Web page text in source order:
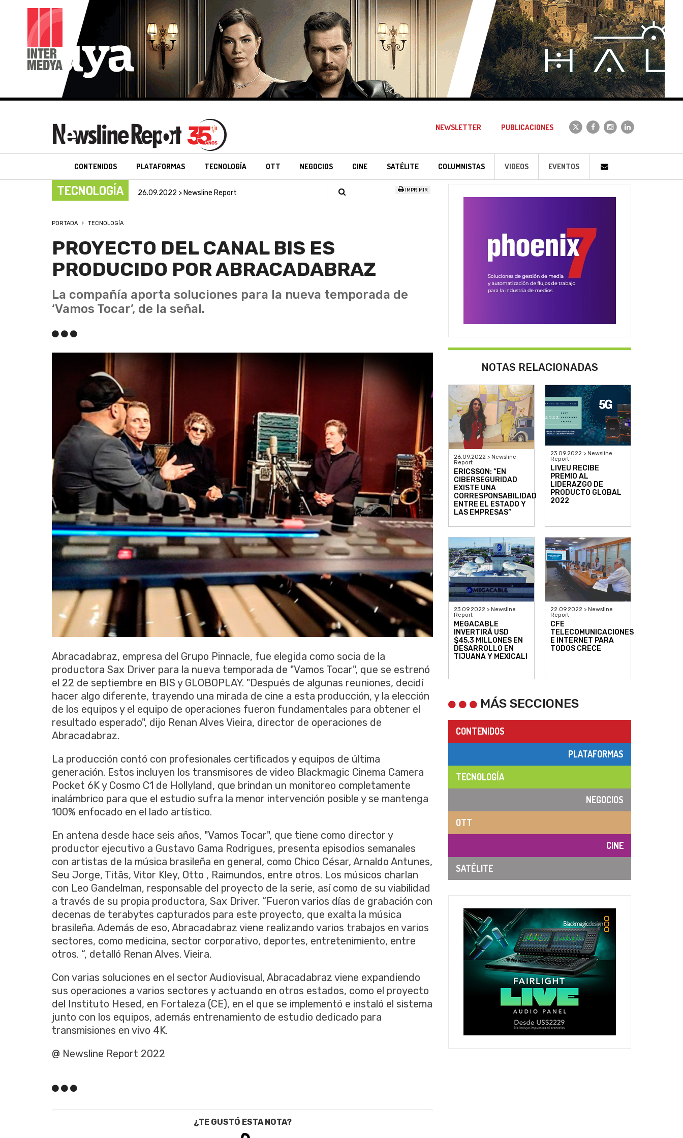
NEWSLETTER PUBLICACIONES
CONTENIDOS PLATAFORMAS TECNOLOGÍA OTT NEGOCIOS CINE SATÉLITE COLUMNISTAS VIDEOS EVENTOS
TECNOLOGÍA 26.09.2022 > Newsline Report IMPRIMIR
PORTADA TECNOLOGÍA
PROYECTO DEL CANAL BIS ES
PRODUCIDO POR ABRACADABRAZ
La compañía aporta soluciones para la nueva temporada de
‘Vamos Tocar’, de la señal.
Abracadabraz, empresa del Grupo Pinnacle, fue elegida como socia de la
productora Sax Driver para la nueva temporada de "Vamos Tocar", que se estrenó
el 22 de septiembre en BIS y GLOBOPLAY. "Después de algunas reuniones, decidí
hacer algo diferente, trayendo una mirada de cine a esta producción, y la elección
de los equipos y el equipo de operaciones fueron fundamentales para obtener el
resultado esperado", dijo Renan Alves Vieira, director de operaciones de
Abracadabraz.
La producción contó con profesionales certificados y equipos de última
generación. Estos incluyen los transmisores de video Blackmagic Cinema Camera
Pocket 6K y Cosmo C1 de Hollyland, que brindan un monitoreo completamente
inalámbrico para que el estudio sufra la menor intervención posible y se mantenga
100% enfocado en el lado artístico.
En antena desde hace seis años, "Vamos Tocar", que tiene como director y
productor ejecutivo a Gustavo Gama Rodrigues, presenta episodios semanales
con artistas de la música brasileña en general, como Chico César, Arnaldo Antunes,
Seu Jorge, Titãs, Vitor Kley, Otto , Raimundos, entre otros. Los músicos charlan
con Leo Gandelman, responsable del proyecto de la serie, así como de su viabilidad
a través de su propia productora, Sax Driver. “Fueron varios días de grabación con
decenas de terabytes capturados para este proyecto, que exalta la música
brasileña. Además de eso, Abracadabraz viene realizando varios trabajos en varios
sectores, como medicina, sector corporativo, deportes, entretenimiento, entre
otros. “, detalló Renan Alves. Vieira.
Con varias soluciones en el sector Audiovisual, Abracadabraz viene expandiendo
sus operaciones a varios sectores y actuando en otros estados, como el proyecto
del Instituto Hesed, en Fortaleza (CE), en el que se implementó e instaló el sistema
junto con los equipos, además entrenamiento de estudio dedicado para
transmisiones en vivo 4K.
@ Newsline Report 2022
¿TE GUSTÓ ESTA NOTA?
NOTAS RELACIONADAS
26.09.2022 > Newsline
Report
ERICSSON: “EN
CIBERSEGURIDAD
EXISTE UNA
CORRESPONSABILIDAD
ENTRE EL ESTADO Y
LAS EMPRESAS”
23.09.2022 > Newsline
Report
LIVEU RECIBE
PREMIO AL
LIDERAZGO DE
PRODUCTO GLOBAL
2022
23.09.2022 > Newsline
Report
MEGACABLE
INVERTIRÁ USD
$45.3 MILLONES EN
DESARROLLO EN
TIJUANA Y MEXICALI
22.09.2022 > Newsline
Report
CFE
TELECOMUNICACIONES
E INTERNET PARA
TODOS CRECE
MÁS SECCIONES
CONTENIDOS
PLATAFORMAS
TECNOLOGÍA
NEGOCIOS
OTT
CINE
SATÉLITE